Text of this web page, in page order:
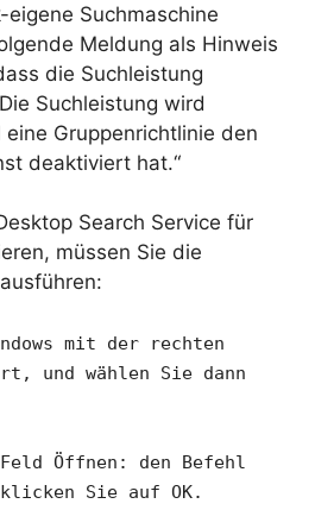
Suchmaschine
Meldung als Hinweis
die Suchleistung
Suchleistung wird
Gruppenrichtlinie den
deaktiviert hat.“
Search Service für
müssen Sie die
mit der rechten
und wählen Sie dann
Öffnen: den Befehl
Sie auf OK.